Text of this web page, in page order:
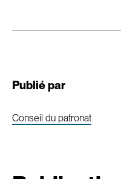
Publié par
Conseil du patronat